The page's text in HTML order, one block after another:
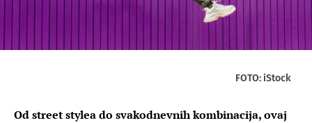
FOTO: iStock
Od street stylea do svakodnevnih kombinacija, ovaj